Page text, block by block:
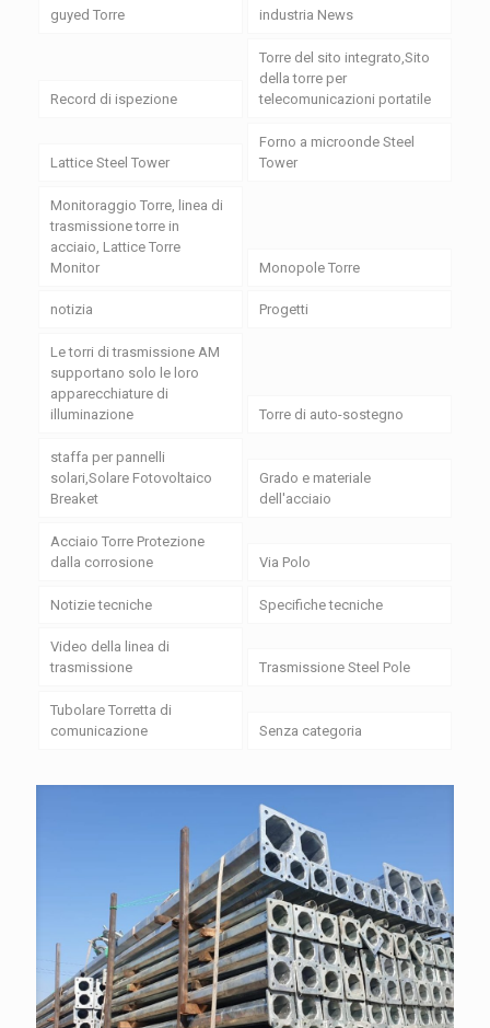
guyed Torre industria News
Record di ispezione
Torre del sito integrato,Sito
della torre per
telecomunicazioni portatile
Lattice Steel Tower
Forno a microonde Steel
Tower
Monitoraggio Torre, linea di
trasmissione torre in
acciaio, Lattice Torre
Monitor
Monopole Torre
notizia Progetti
Le torri di trasmissione AM
supportano solo le loro
apparecchiature di
illuminazione
Torre di auto-sostegno
staffa per pannelli
solari,Solare Fotovoltaico
Breaket
Grado e materiale
dell'acciaio
Acciaio Torre Protezione
dalla corrosione
Via Polo
Notizie tecniche Specifiche tecniche
Video della linea di
trasmissione
Trasmissione Steel Pole
Tubolare Torretta di
comunicazione
Senza categoria